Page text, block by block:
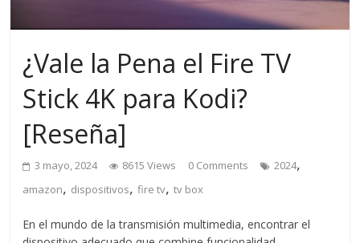
¿Vale la Pena el Fire TV
Stick 4K para Kodi?
[Reseña]
3 mayo, 2024 8615 Views 0 Comments 2024,
amazon, dispositivos,fire tv,tv box
En el mundo de la transmisión multimedia, encontrar el